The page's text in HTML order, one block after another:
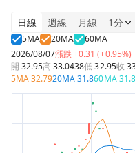
日線 週線 月線 1分
5MA 20MA
60MA
2026/08/07漲跌+0.31 (+0.95%)
開32.95高33.0438低32.95收
5MA32.7920MA31.860MA